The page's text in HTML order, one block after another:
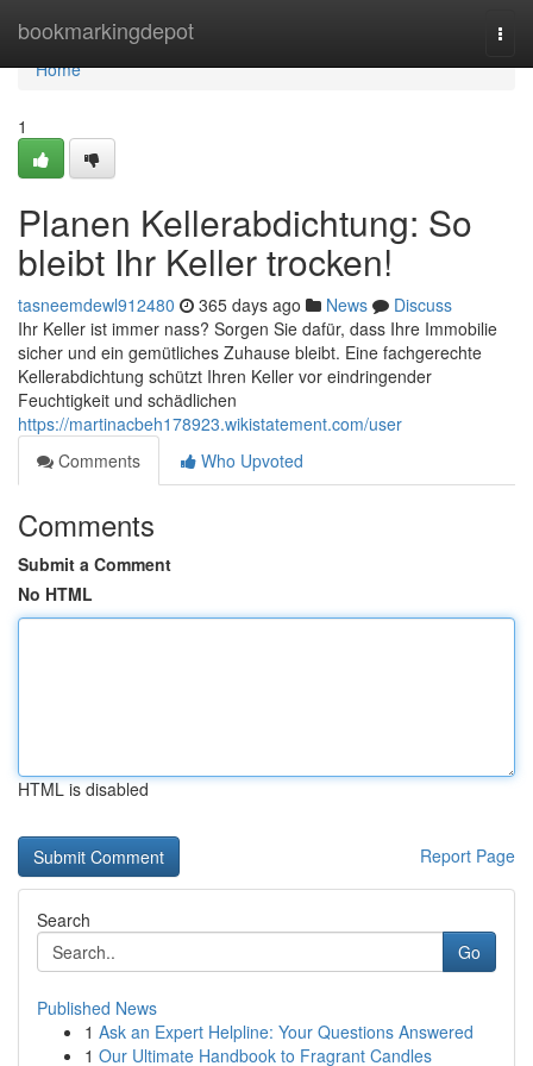
bookmarkingdepot
Home
Home
1
Planen Kellerabdichtung: So
bleibt Ihr Keller trocken!
tasneemdewl912480 365 days ago News
Discuss
Ihr Keller ist immer nass? Sorgen Sie dafür, dass Ihre Immobilie
sicher und ein gemütliches Zuhause bleibt. Eine fachgerechte
Kellerabdichtung schützt Ihren Keller vor eindringender
Feuchtigkeit und schädlichen
https://martinacbeh178923.wikistatement.com/user
Comments
Who Upvoted
Comments
Submit a Comment
No HTML
HTML is disabled
Report Page
Search
Go
Published News
1 Ask an Expert Helpline: Your Questions Answered
1 Our Ultimate Handbook to Fragrant Candles